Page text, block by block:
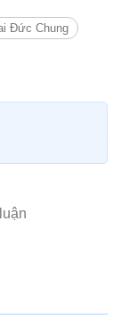
Đức Chung